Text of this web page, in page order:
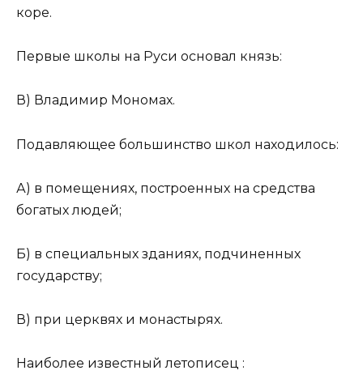
коре.
Первые школы на Руси основал князь:
В) Владимир Мономах.
Подавляющее большинство школ находилось:
А) в помещениях, построенных на средства
богатых людей;
Б) в специальных зданиях, подчиненных
государству;
В) при церквях и монастырях.
Наиболее известный летописец :